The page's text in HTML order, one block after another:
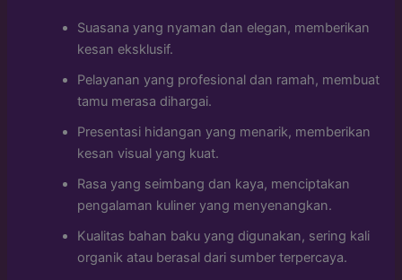
Suasana yang nyaman dan elegan, memberikan
kesan eksklusif.
Pelayanan yang profesional dan ramah, membuat
tamu merasa dihargai.
Presentasi hidangan yang menarik, memberikan
kesan visual yang kuat.
Rasa yang seimbang dan kaya, menciptakan
pengalaman kuliner yang menyenangkan.
Kualitas bahan baku yang digunakan, sering kali
organik atau berasal dari sumber terpercaya.